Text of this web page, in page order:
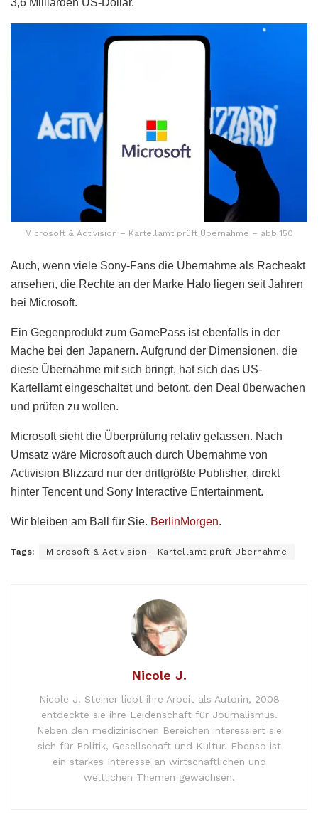
3,6 Milliarden US-Dollar.
Microsoft & Activision – Kartellamt prüft Übernahme – abb 150
Auch, wenn viele Sony-Fans die Übernahme als Racheakt
ansehen, die Rechte an der Marke Halo liegen seit Jahren
bei Microsoft.
Ein Gegenprodukt zum GamePass ist ebenfalls in der
Mache bei den Japanern. Aufgrund der Dimensionen, die
diese Übernahme mit sich bringt, hat sich das US-
Kartellamt eingeschaltet und betont, den Deal überwachen
und prüfen zu wollen.
Microsoft sieht die Überprüfung relativ gelassen. Nach
Umsatz wäre Microsoft auch durch Übernahme von
Activision Blizzard nur der drittgrößte Publisher, direkt
hinter Tencent und Sony Interactive Entertainment.
Wir bleiben am Ball für Sie. BerlinMorgen.
Tags: Microsoft & Activision - Kartellamt prüft Übernahme
Nicole J.
Nicole J. Steiner liebt ihre Arbeit als Autorin, 2008
entdeckte sie ihre Leidenschaft für Journalismus.
Neben den medizinischen Bereichen interessiert sie
sich für Politik, Gesellschaft und Kultur. Ebenso ist
ein starkes Interesse an wirtschaftlichen und
weltlichen Themen gewachsen.